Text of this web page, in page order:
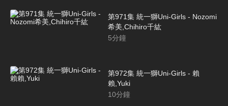
第971集 統一獅Uni-Girls - Nozomi
希美,Chihiro千紘
5分鐘
第972集 統一獅Uni-Girls - 賴
賴,Yuki
10分鐘